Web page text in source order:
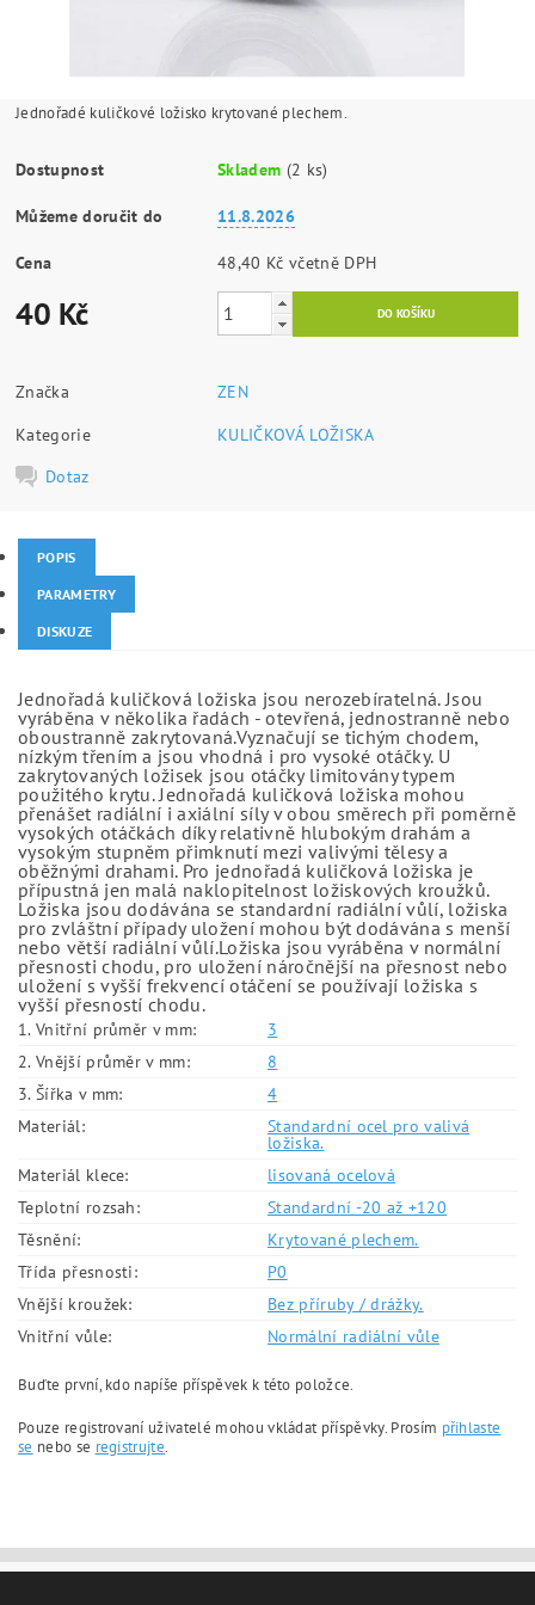
Jednořadé kuličkové ložisko krytované plechem.
Dostupnost Skladem (2 ks)
Můžeme doručit do 11.8.2026
Cena 48,40 Kč včetně DPH
40 Kč
Značka
ZEN
Kategorie
KULIČKOVÁ LOŽISKA
Dotaz
POPIS
PARAMETRY
DISKUZE
Jednořadá kuličková ložiska jsou nerozebíratelná. Jsou
vyráběna v několika řadách - otevřená, jednostranně nebo
oboustranně zakrytovaná.Vyznačují se tichým chodem,
nízkým třením a jsou vhodná i pro vysoké otáčky. U
zakrytovaných ložisek jsou otáčky limitovány typem
použitého krytu. Jednořadá kuličková ložiska mohou
přenášet radiální i axiální síly v obou směrech při poměrně
vysokých otáčkách díky relativně hlubokým drahám a
vysokým stupněm přimknutí mezi valivými tělesy a
oběžnými drahami. Pro jednořadá kuličková ložiska je
přípustná jen malá naklopitelnost ložiskových kroužků.
Ložiska jsou dodávána se standardní radiální vůlí, ložiska
pro zvláštní případy uložení mohou být dodávána s menší
nebo větší radiální vůlí.Ložiska jsou vyráběna v normální
přesnosti chodu, pro uložení náročnější na přesnost nebo
uložení s vyšší frekvencí otáčení se používají ložiska s
vyšší přesností chodu.
1. Vnitřní průměr v mm:
3
2. Vnější průměr v mm:
8
3. Šířka v mm:
4
Materiál:
Standardní ocel pro valivá
ložiska.
Materiál klece:
lisovaná ocelová
Teplotní rozsah:
Standardní -20 až +120
Těsnění:
Krytované plechem.
Třída přesnosti:
P0
Vnější kroužek:
Bez příruby / drážky.
Vnitřní vůle:
Normální radiální vůle
Buďte první, kdo napíše příspěvek k této položce.
Pouze registrovaní uživatelé mohou vkládat příspěvky. Prosím přihlaste
se nebo se registrujte.